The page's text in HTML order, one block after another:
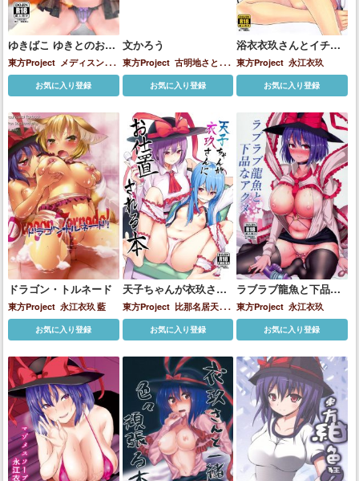
ゆきばこ ゆきとのお絵
描き箱 2021年10月号
おやすみ幻想郷3
東方Project メディスン・
メランコリー八坂神奈子四
季映姫・ヤマザナドゥ
比那名居天子永江衣玖
にとり洩矢諏訪子 犬走椛
穣子秋静葉鍵山雛風見幽
香
お気に入り登録
文かろう
東方Project 古明地さとり
姫海棠はたて東風谷早苗永
江衣玖
お気に入り登録
浴衣衣玖さんとイチャ
イチャしたい!!
東方Project 永江衣玖
お気に入り登録
ドラゴン・トルネード
東方Project 永江衣玖 藍
お気に入り登録
天子ちゃんが衣玖さん
にお仕置される本
東方Project 比那名居天子
永江衣玖
お気に入り登録
ラブラブ龍魚と下品な
アクメ
東方Project 永江衣玖
お気に入り登録